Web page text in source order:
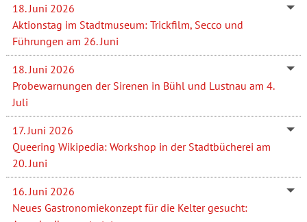
18. Juni 2026
Aktionstag im Stadtmuseum: Trickfilm, Secco und
Führungen am 26. Juni
18. Juni 2026
Probewarnungen der Sirenen in Bühl und Lustnau am 4.
Juli
17. Juni 2026
Queering Wikipedia: Workshop in der Stadtbücherei am
20. Juni
16. Juni 2026
Neues Gastronomiekonzept für die Kelter gesucht: